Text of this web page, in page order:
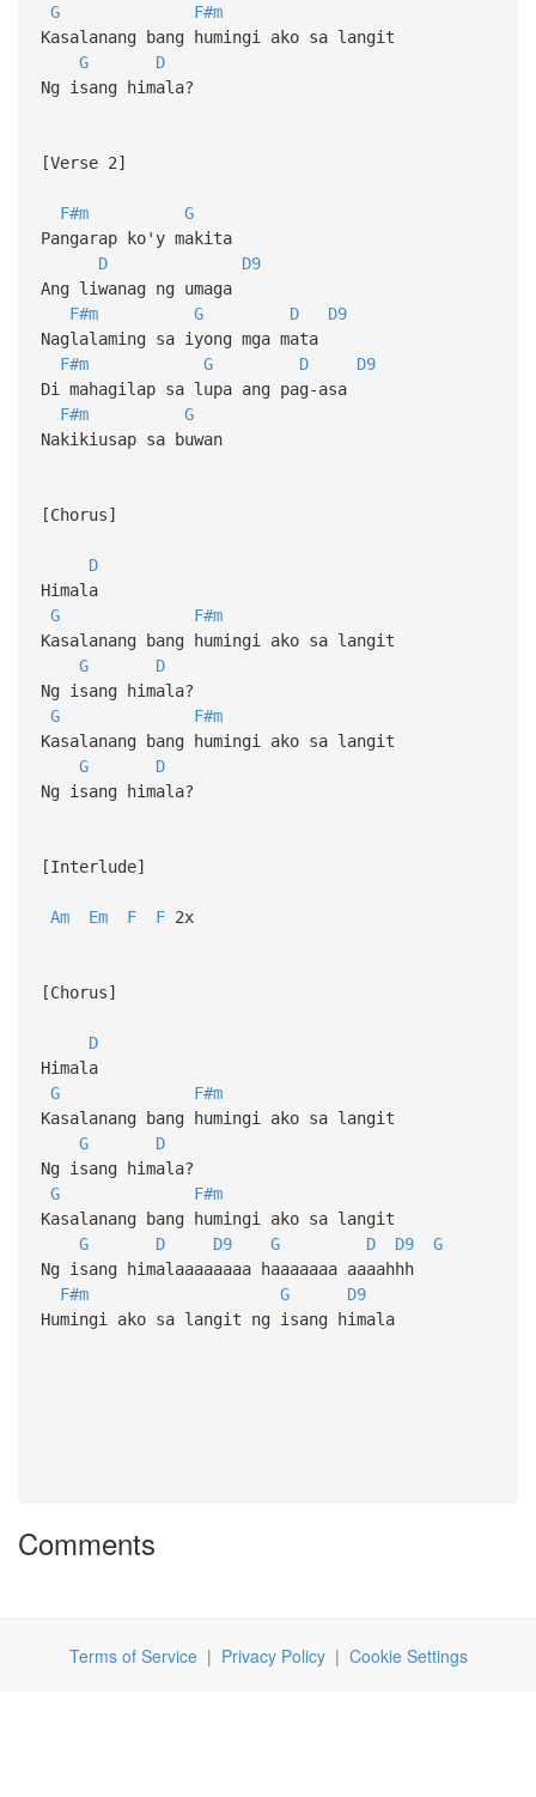
G
F#m
Kasalanang bang humingi ako sa langit
G
D
Ng isang himala?
[Verse 2]
F#m
G
Pangarap ko'y makita
D
D9
Ang liwanag ng umaga
F#m
G D
D9
Naglalaming sa iyong mga mata
F#m
G D
D9
Di mahagilap sa lupa ang pag-asa
F#m
G
Nakikiusap sa buwan
[Chorus]
D
Himala
G
F#m
Kasalanang bang humingi ako sa langit
G
D
Ng isang himala?
G
F#m
Kasalanang bang humingi ako sa langit
G
D
Ng isang himala?
[Interlude]
Am Em F F2x
[Chorus]
D
Himala
G
F#m
Kasalanang bang humingi ako sa langit
G
D
Ng isang himala?
G
F#m
Kasalanang bang humingi ako sa langit
G
D D9 G D D9
G
Ng isang himalaaaaaaaa haaaaaaa aaaahhh
F#m
G
D9
Humingi ako sa langit ng isang himala
Comments
Terms of Service| Privacy Policy| Cookie Settings